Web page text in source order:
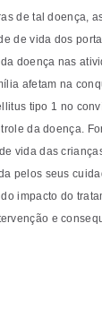
de tal doença,
de vida dos
doença nas
afetam na
tipo 1 no
da doença.
vida das
pelos seus
impacto do
e